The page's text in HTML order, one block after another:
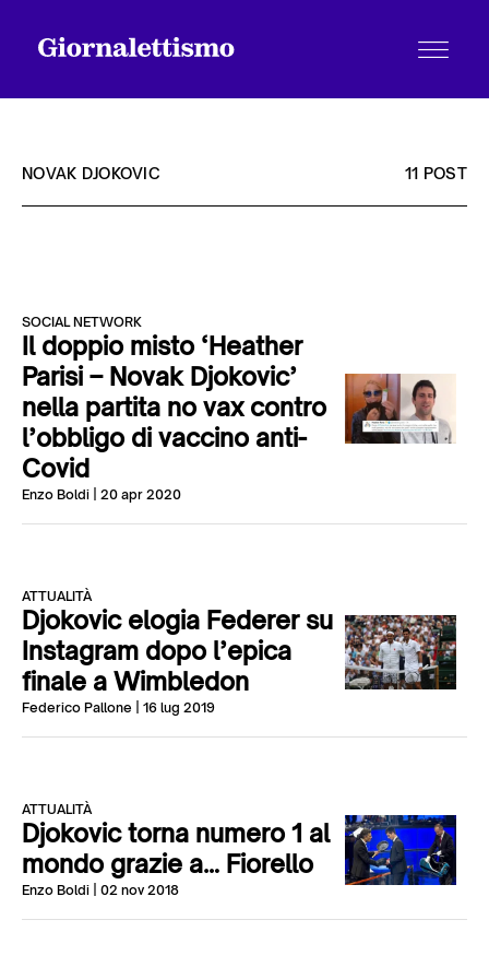
Chi siamo
Contatti
NOVAK DJOKOVIC 11 POST
SOCIAL NETWORK
Il doppio misto ‘Heather
Parisi – Novak Djokovic’
nella partita no vax contro
l’obbligo di vaccino anti-
Covid
Enzo Boldi | 20 apr 2020
ATTUALITÀ
Djokovic elogia Federer su
Instagram dopo l’epica
finale a Wimbledon
Federico Pallone | 16 lug 2019
ATTUALITÀ
Djokovic torna numero 1 al
mondo grazie a… Fiorello
Enzo Boldi | 02 nov 2018